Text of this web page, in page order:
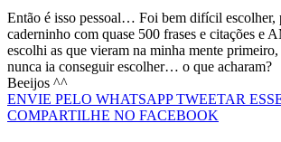
Então é isso pessoal… Foi bem difícil escolher,
caderninho com quase 500 frases e citações e
escolhi as que vieram na minha mente primeiro,
nunca ia conseguir escolher… o que acharam?
Beeijos ^^
ENVIE PELO WHATSAPPTWEETAR
COMPARTILHE NO FACEBOOK